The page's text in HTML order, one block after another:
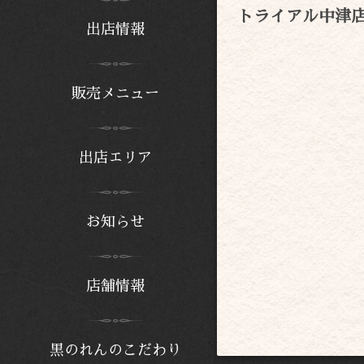
トライアル中津
販売メニュー
出店エリア
お知らせ
店舗情報
黒のれんのこだわり
出店情報